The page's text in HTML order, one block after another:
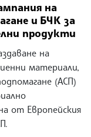
на
и БЧК за
продукти
на
материали,
(АСП)
от Европейския